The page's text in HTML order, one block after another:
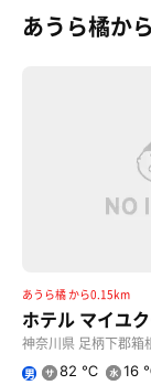
あうら橘か
あうら橘 から0.15km
ホテル マイユ
神奈川県 足柄下郡箱
男 82 ℃ 16